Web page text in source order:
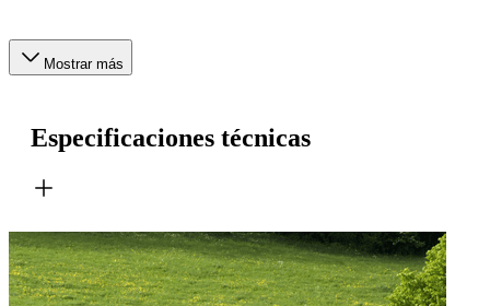
Mostrar más
Especificaciones técnicas